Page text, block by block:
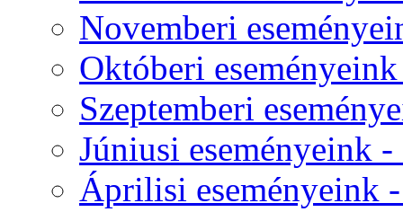
Novemberi
Októberi
Szeptemberi
Júniusi eseményeink
Áprilisi eseményeink